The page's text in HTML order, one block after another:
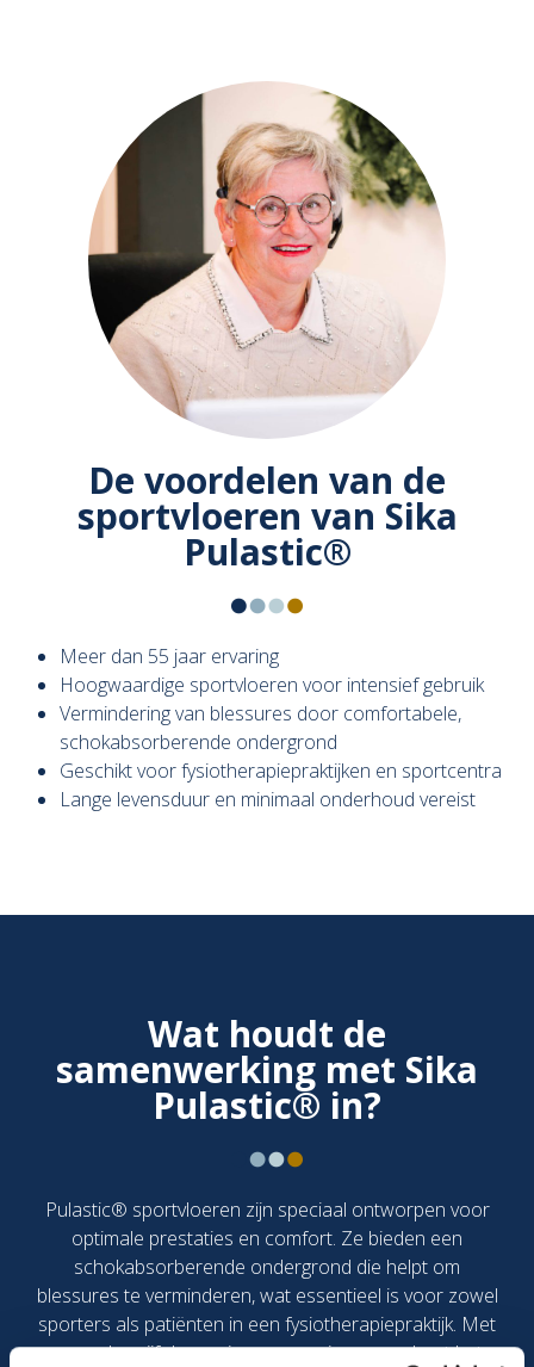
De voordelen van de
sportvloeren van Sika
Pulastic®
Meer dan 55 jaar ervaring
Hoogwaardige sportvloeren voor intensief gebruik
Vermindering van blessures door comfortabele,
schokabsorberende ondergrond
Geschikt voor fysiotherapiepraktijken en sportcentra
Lange levensduur en minimaal onderhoud vereist
Wat houdt de
samenwerking met Sika
Pulastic® in?
Pulastic® sportvloeren zijn speciaal ontworpen voor
optimale prestaties en comfort. Ze bieden een
schokabsorberende ondergrond die helpt om
blessures te verminderen, wat essentieel is voor zowel
sporters als patiënten in een fysiotherapiepraktijk. Met
meer dan vijf decennia aan ervaring garandeert het